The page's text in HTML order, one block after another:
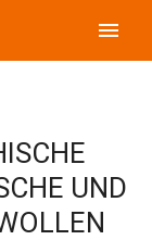
menu
UND